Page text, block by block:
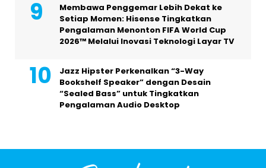
Membawa Penggemar Lebih Dekat ke
Setiap Momen: Hisense Tingkatkan
Pengalaman Menonton FIFA World Cup
2026™ Melalui Inovasi Teknologi Layar TV
Jazz Hipster Perkenalkan “3-Way
Bookshelf Speaker” dengan Desain
“Sealed Bass” untuk Tingkatkan
Pengalaman Audio Desktop